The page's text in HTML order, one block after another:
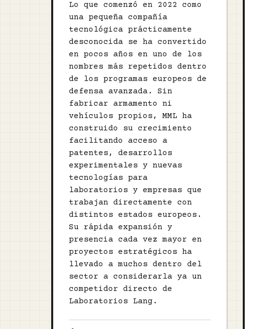
Lo que comenzó en 2022 como
una pequeña compañía
tecnológica prácticamente
desconocida se ha convertido
en pocos años en uno de los
nombres más repetidos dentro
de los programas europeos de
defensa avanzada. Sin
fabricar armamento ni
vehículos propios, MML ha
construido su crecimiento
facilitando acceso a
patentes, desarrollos
experimentales y nuevas
tecnologías para
laboratorios y empresas que
trabajan directamente con
distintos estados europeos.
Su rápida expansión y
presencia cada vez mayor en
proyectos estratégicos ha
llevado a muchos dentro del
sector a considerarla ya un
competidor directo de
Laboratorios Lang.